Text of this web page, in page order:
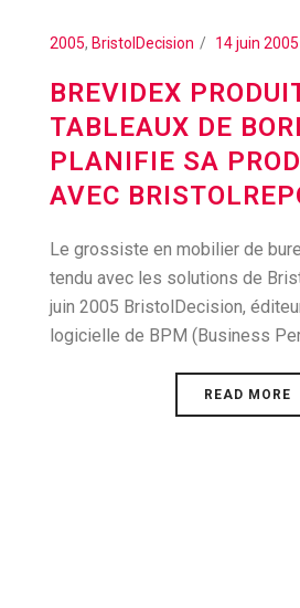
2005, BristolDecision 14 juin 2005
BREVIDEX
TABLEAUX DE
PLANIFIE SA
AVEC
Le grossiste en mobilier de
tendu avec les solutions de
juin 2005 BristolDecision,
logicielle de BPM (Business
READ MORE